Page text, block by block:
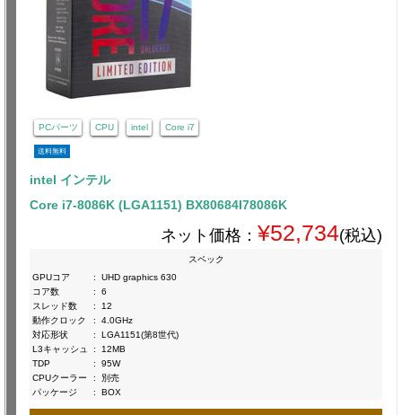
PCパーツ CPU intel Core i7
送料無料
intel インテル
Core i7-8086K (LGA1151) BX80684I78086K
ネット価格： ¥52,734(税込)
スペック
GPUコア
:
UHD graphics 630
コア数
:
6
スレッド数
:
12
動作クロック
:
4.0GHz
対応形状
:
LGA1151(第8世代)
L3キャッシュ
:
12MB
TDP
:
95W
CPUクーラー
:
別売
パッケージ
: BOX